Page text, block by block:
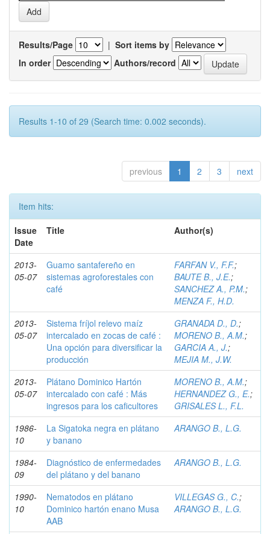
Results/Page | Sort items by
In order
Authors/record
Results 1-10 of 29 (Search time: 0.002 seconds).
previous 1 2 3 next
Item hits:
Issue
Date
Title Author(s)
2013-
05-07
Guamo santafereño en
sistemas agroforestales con
café
FARFAN V., F.F.;
BAUTE B., J.E.;
SANCHEZ A., P.M.;
MENZA F., H.D.
2013-
05-07
Sistema fríjol relevo maíz
intercalado en zocas de café :
Una opción para diversificar la
producción
GRANADA D., D.;
MORENO B., A.M.;
GARCIA A., J.;
MEJIA M., J.W.
2013-
05-07
Plátano Dominico Hartón
intercalado con café : Más
ingresos para los caficultores
MORENO B., A.M.;
HERNANDEZ G., E.;
GRISALES L., F.L.
1986-
10
La Sigatoka negra en plátano
y banano
ARANGO B., L.G.
1984-
09
Diagnóstico de enfermedades
del plátano y del banano
ARANGO B., L.G.
1990-
10
Nematodos en plátano
Dominico hartón enano Musa
AAB
VILLEGAS G., C.;
ARANGO B., L.G.